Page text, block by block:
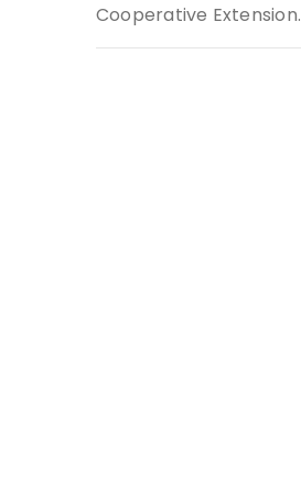
Cooperative Extension.